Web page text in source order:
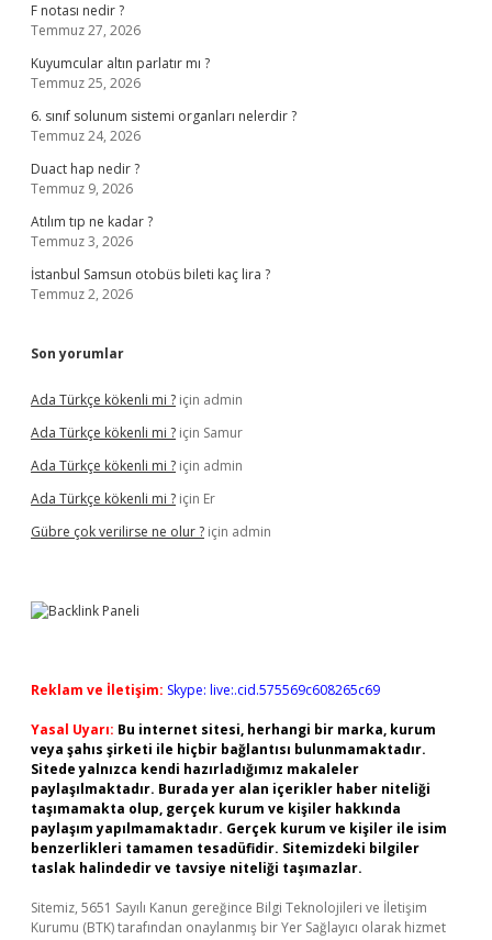
F notası nedir ?
Temmuz 27, 2026
Kuyumcular altın parlatır mı ?
Temmuz 25, 2026
6. sınıf solunum sistemi organları nelerdir ?
Temmuz 24, 2026
Duact hap nedir ?
Temmuz 9, 2026
Atılım tıp ne kadar ?
Temmuz 3, 2026
İstanbul Samsun otobüs bileti kaç lira ?
Temmuz 2, 2026
Son yorumlar
Ada Türkçe kökenli mi ? için admin
Ada Türkçe kökenli mi ? için Samur
Ada Türkçe kökenli mi ? için admin
Ada Türkçe kökenli mi ? için Er
Gübre çok verilirse ne olur ? için admin
Reklam ve İletişim: Skype: live:.cid.575569c608265c69
Yasal Uyarı: Bu internet sitesi, herhangi bir marka, kurum
veya şahıs şirketi ile hiçbir bağlantısı bulunmamaktadır.
Sitede yalnızca kendi hazırladığımız makaleler
paylaşılmaktadır. Burada yer alan içerikler haber niteliği
taşımamakta olup, gerçek kurum ve kişiler hakkında
paylaşım yapılmamaktadır. Gerçek kurum ve kişiler ile isim
benzerlikleri tamamen tesadüfidir. Sitemizdeki bilgiler
taslak halindedir ve tavsiye niteliği taşımazlar.
Sitemiz, 5651 Sayılı Kanun gereğince Bilgi Teknolojileri ve İletişim
Kurumu (BTK) tarafından onaylanmış bir Yer Sağlayıcı olarak hizmet